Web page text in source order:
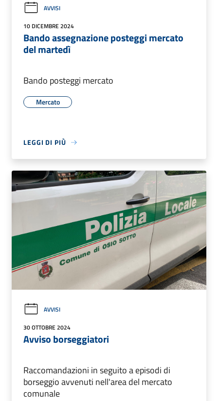
AVVISI
10 DICEMBRE 2024
Bando assegnazione posteggi mercato
del martedì
Bando posteggi mercato
Mercato
LEGGI DI PIÙ
AVVISI
30 OTTOBRE 2024
Avviso borseggiatori
Raccomandazioni in seguito a episodi di
borseggio avvenuti nell'area del mercato
comunale